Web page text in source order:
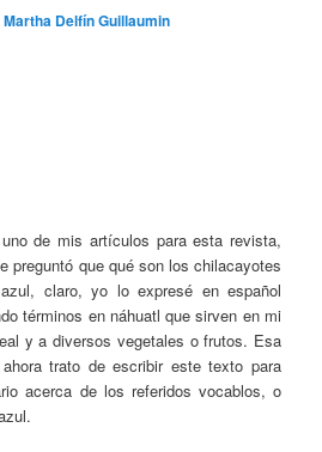
Martha Delfín Guillaumin
de mis artículos para esta revista,
preguntó que qué son los chilacayotes
claro, yo lo expresé en español
términos en náhuatl que sirven en mi
y a diversos vegetales o frutos. Esa
trato de escribir este texto para
acerca de los referidos vocablos, o